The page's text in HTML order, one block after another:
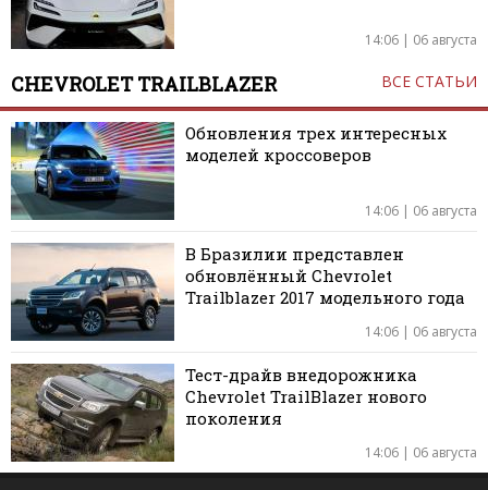
14:06 | 06 августа
CHEVROLET TRAILBLAZER ВСЕ СТАТЬИ
Обновления трех интересных
моделей кроссоверов
14:06 | 06 августа
В Бразилии представлен
обновлённый Chevrolet
Trailblazer 2017 модельного года
14:06 | 06 августа
Тест-драйв внедорожника
Chevrolet TrailBlazer нового
поколения
14:06 | 06 августа